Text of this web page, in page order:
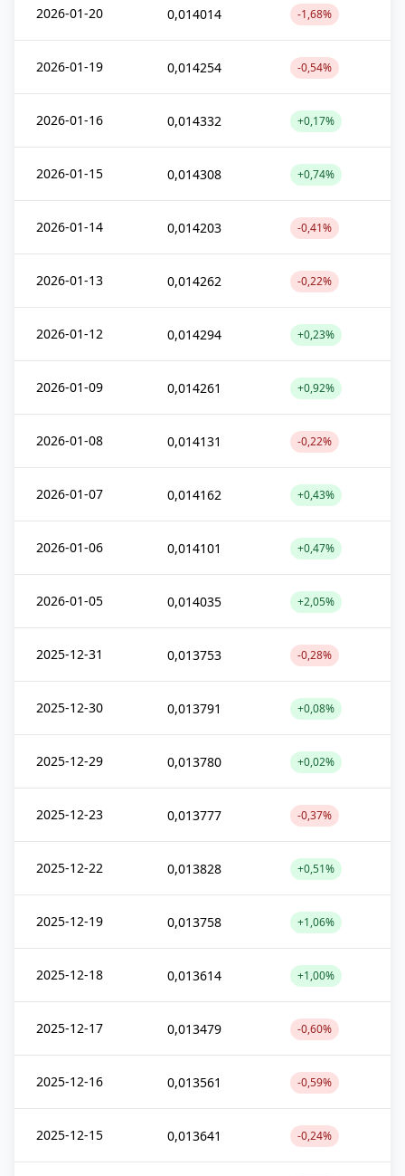
2026-01-20 0,014014 -1,68%
2026-01-19 0,014254 -0,54%
2026-01-16 0,014332 +0,17%
2026-01-15 0,014308 +0,74%
2026-01-14 0,014203 -0,41%
2026-01-13 0,014262 -0,22%
2026-01-12 0,014294 +0,23%
2026-01-09 0,014261 +0,92%
2026-01-08 0,014131 -0,22%
2026-01-07 0,014162 +0,43%
2026-01-06 0,014101 +0,47%
2026-01-05 0,014035 +2,05%
2025-12-31 0,013753 -0,28%
2025-12-30 0,013791 +0,08%
2025-12-29 0,013780 +0,02%
2025-12-23 0,013777 -0,37%
2025-12-22 0,013828 +0,51%
2025-12-19 0,013758 +1,06%
2025-12-18 0,013614 +1,00%
2025-12-17 0,013479 -0,60%
2025-12-16 0,013561 -0,59%
2025-12-15 0,013641 -0,24%